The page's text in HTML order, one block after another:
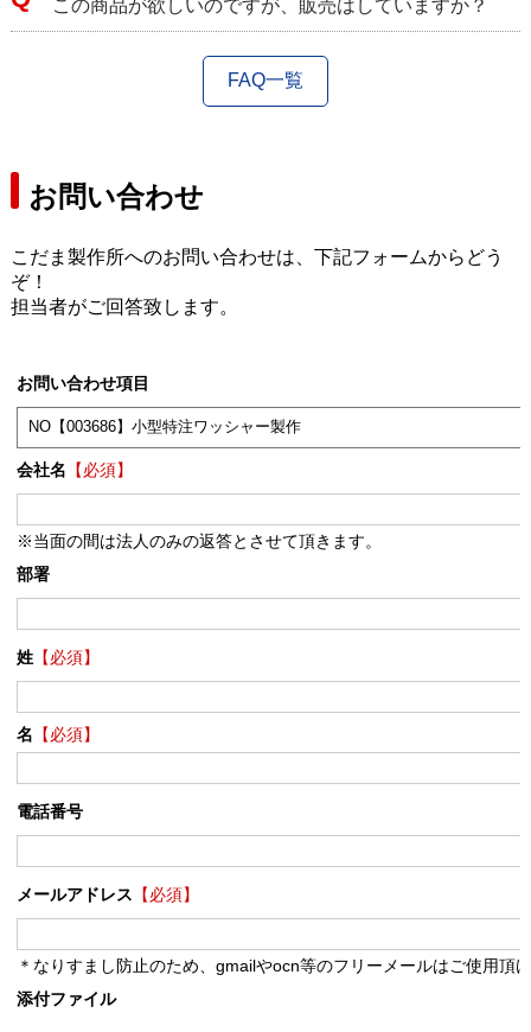
この商品が欲しいのですが、販売はしていますか？
FAQ一覧
お問い合わせ
こだま製作所へのお問い合わせは、下記フォームからどう
ぞ！
担当者がご回答致します。
お問い合わせ項目
会社名 【必須】
※当面の間は法人のみの返答とさせて頂きます。
部署
姓【必須】
名 【必須】
電話番号
メールアドレス 【必須】
＊なりすまし防止のため、gmailやocn等のフリーメールはご使用頂
添付ファイル